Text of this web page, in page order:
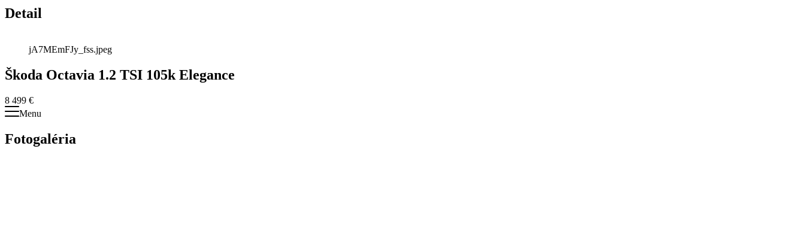
Detail
jA7MEmFJy_fss.jpeg
Škoda Octavia 1.2 TSI 105k Elegance
8 499 €
Menu
Fotogaléria